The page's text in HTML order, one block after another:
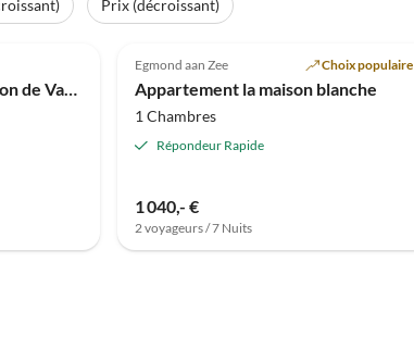
Prix (décroissant)
Maison de vacances Maison de Vacances Egmond Plage
Egmond aan Zee Choix populaire
Appartement la maison blanche
1 Chambres
Répondeur Rapide
1 040,- €
2 voyageurs / 7 Nuits